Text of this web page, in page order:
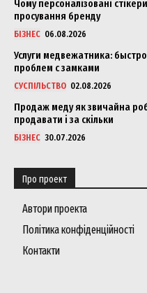
Чому персоналізовані
просування бренду
БІЗНЕС 06.08.2026
Услуги медвежатника:
проблем с замками
СУСПІЛЬСТВО 02.08.2026
Продаж меду як звичайна
продавати і за скільки
БІЗНЕС 30.07.2026
Про проект
Автори проекта
Політика конфіденційності
Контакти